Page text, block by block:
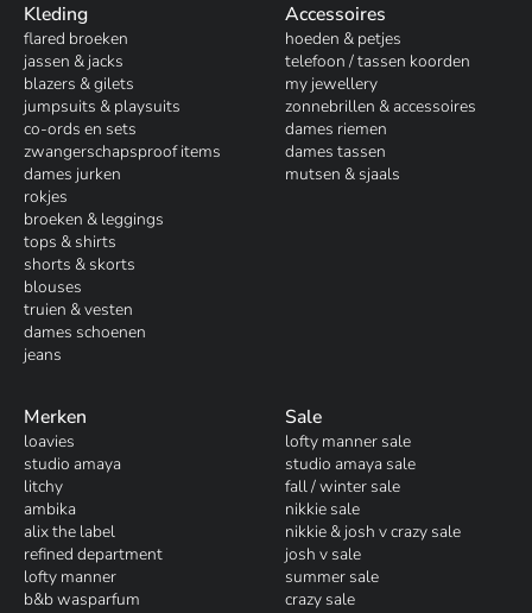
Kleding
flared broeken
jassen & jacks
blazers & gilets
jumpsuits & playsuits
co-ords en sets
zwangerschapsproof items
dames jurken
rokjes
broeken & leggings
tops & shirts
shorts & skorts
blouses
truien & vesten
dames schoenen
jeans
Accessoires
hoeden & petjes
telefoon / tassen koorden
my jewellery
zonnebrillen & accessoires
dames riemen
dames tassen
mutsen & sjaals
Merken
loavies
studio amaya
litchy
ambika
alix the label
refined department
lofty manner
b&b wasparfum
Sale
lofty manner sale
studio amaya sale
fall / winter sale
nikkie sale
nikkie & josh v crazy sale
josh v sale
summer sale
crazy sale